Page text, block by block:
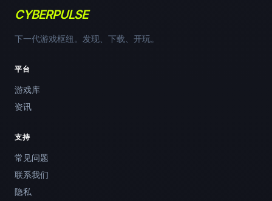
CYBERPULSE
下一代游戏枢纽。发现、下载、开玩。
平台
游戏库
资讯
支持
常见问题
联系我们
隐私